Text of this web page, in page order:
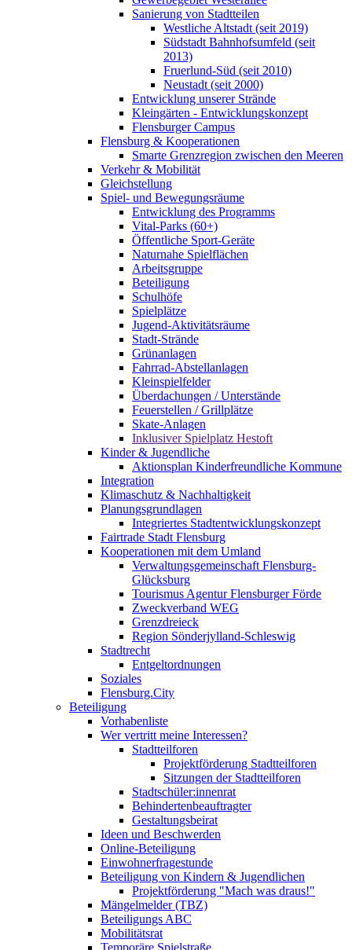
Sanierung von Stadtteilen
Westliche Altstadt (seit 2019)
Südstadt Bahnhofsumfeld (seit
2013)
Fruerlund-Süd (seit 2010)
Neustadt (seit 2000)
Entwicklung unserer Strände
Kleingärten - Entwicklungskonzept
Flensburger Campus
Flensburg & Kooperationen
Smarte Grenzregion zwischen den Meeren
Verkehr & Mobilität
Gleichstellung
Spiel- und Bewegungsräume
Entwicklung des Programms
Vital-Parks (60+)
Öffentliche Sport-Geräte
Naturnahe Spielflächen
Arbeitsgruppe
Beteiligung
Schulhöfe
Spielplätze
Jugend-Aktivitätsräume
Stadt-Strände
Grünanlagen
Fahrrad-Abstellanlagen
Kleinspielfelder
Überdachungen / Unterstände
Feuerstellen / Grillplätze
Skate-Anlagen
Inklusiver Spielplatz Hestoft
Kinder & Jugendliche
Aktionsplan Kinderfreundliche Kommune
Integration
Klimaschutz & Nachhaltigkeit
Planungsgrundlagen
Integriertes Stadtentwicklungskonzept
Fairtrade Stadt Flensburg
Kooperationen mit dem Umland
Verwaltungsgemeinschaft Flensburg-
Glücksburg
Tourismus Agentur Flensburger Förde
Zweckverband WEG
Grenzdreieck
Region Sönderjylland-Schleswig
Stadtrecht
Entgeltordnungen
Soziales
Flensburg.City
Beteiligung
Vorhabenliste
Wer vertritt meine Interessen?
Stadtteilforen
Projektförderung Stadtteilforen
Sitzungen der Stadtteilforen
Stadtschüler:innenrat
Behindertenbeauftragter
Gestaltungsbeirat
Ideen und Beschwerden
Online-Beteiligung
Einwohnerfragestunde
Beteiligung von Kindern & Jugendlichen
Projektförderung "Mach was draus!"
Mängelmelder (TBZ)
Beteiligungs ABC
Mobilitätsrat
Temporäre Spielstraße